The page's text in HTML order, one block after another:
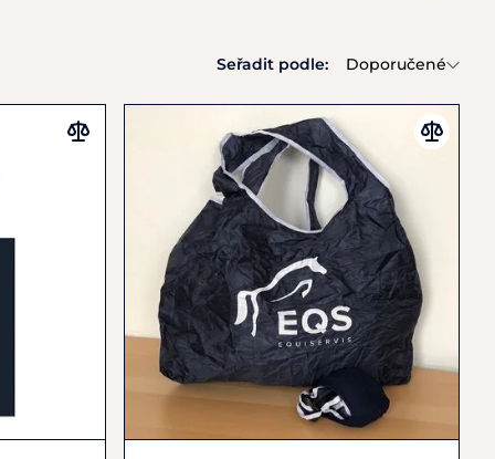
Seřadit podle: Doporučené